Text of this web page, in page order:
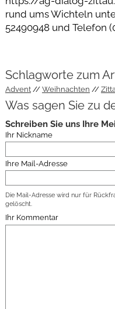
rund ums Wichteln
52490948 und Telefon
Schlagworte zum
Advent Weihnachten
Was sagen Sie zu
Schreiben Sie uns Ihre
Ihr Nickname
Ihre Mail-Adresse
Die Mail-Adresse wird nur für
gelöscht.
Ihr Kommentar